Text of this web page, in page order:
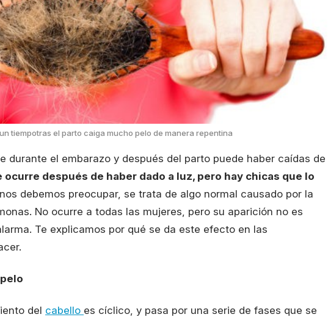
tiempotras el parto caiga mucho pelo de manera repentina
durante el embarazo y después del parto puede haber caídas de
ocurre después de haber dado a luz, pero hay chicas que lo
debemos preocupar, se trata de algo normal causado por la
No ocurre a todas las mujeres, pero su aparición no es
Te explicamos por qué se da este efecto en las
del cabello es cíclico, y pasa por una serie de fases que se